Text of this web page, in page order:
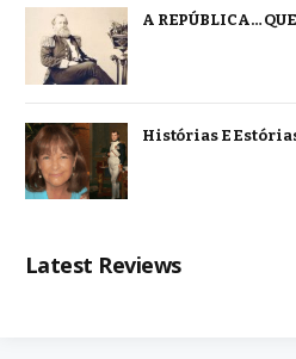
A REPÚBLICA…
Histórias E
Latest Reviews